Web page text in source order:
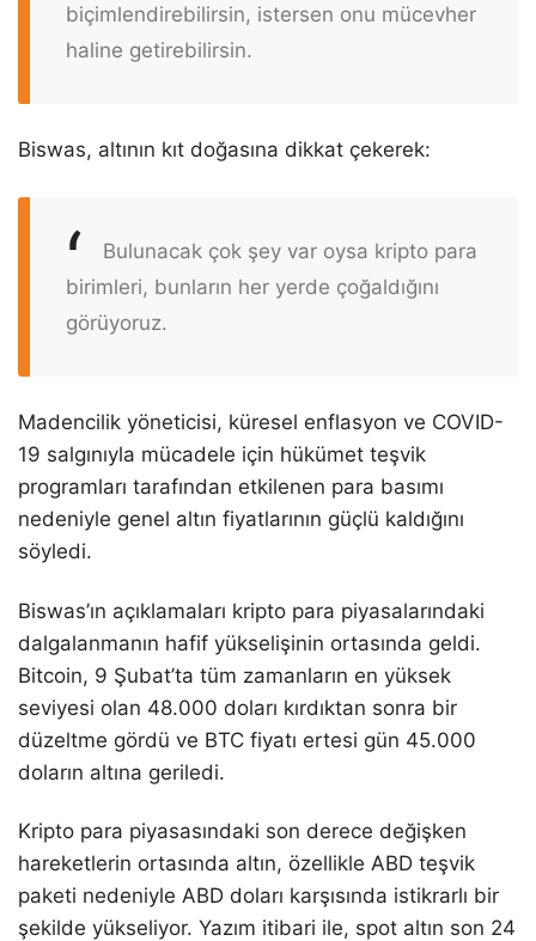
biçimlendirebilirsin, istersen onu mücevher
haline getirebilirsin.
Biswas, altının kıt doğasına dikkat çekerek:
Bulunacak çok şey var oysa kripto para
birimleri, bunların her yerde çoğaldığını
görüyoruz.
Madencilik yöneticisi, küresel enflasyon ve COVID-
19 salgınıyla mücadele için hükümet teşvik
programları tarafından etkilenen para basımı
nedeniyle genel altın fiyatlarının güçlü kaldığını
söyledi.
Biswas’ın açıklamaları kripto para piyasalarındaki
dalgalanmanın hafif yükselişinin ortasında geldi.
Bitcoin, 9 Şubat’ta tüm zamanların en yüksek
seviyesi olan 48.000 doları kırdıktan sonra bir
düzeltme gördü ve BTC fiyatı ertesi gün 45.000
doların altına geriledi.
Kripto para piyasasındaki son derece değişken
hareketlerin ortasında altın, özellikle ABD teşvik
paketi nedeniyle ABD doları karşısında istikrarlı bir
şekilde yükseliyor. Yazım itibari ile, spot altın son 24